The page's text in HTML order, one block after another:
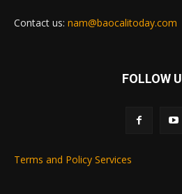
Contact us: nam@baocalitoday.com
FOLLOW
Terms and Policy Services